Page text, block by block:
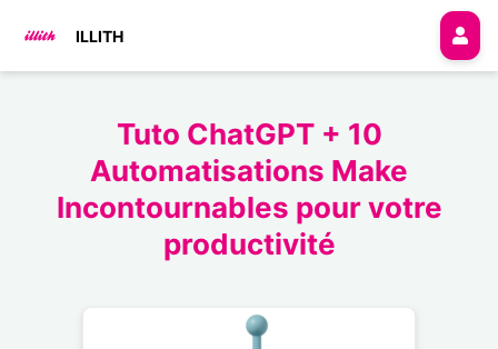
ILLITH
Tuto ChatGPT + 10
Automatisations Make
Incontournables pour votre
productivité